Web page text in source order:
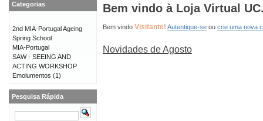
Bem vindo à Loja Virtual
Bem vindo Visitante! Autentique-se ou crie uma nova
Novidades de Agosto
Categorias
2nd MIA-Portugal Ageing
Spring School
MIA-Portugal
SAW - SEEING AND
ACTING WORKSHOP
Emolumentos (1)
Pesquisa Rápida